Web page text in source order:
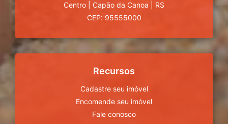
Centro
Capão da Canoa
RS
CEP: 95555000
Recursos
Cadastre seu imóvel
Encomende seu imóvel
Fale conosco